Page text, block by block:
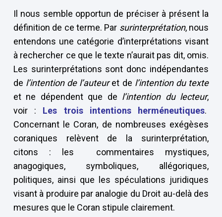
Il nous semble opportun de préciser à présent la
définition de ce terme. Par surinterprétation, nous
entendons une catégorie d’interprétations visant
à rechercher ce que le texte n’aurait pas dit, omis.
Les surinterprétations sont donc indépendantes
de l’intention de l’auteuret de l’intention du texte
et ne dépendent que de l’intention du lecteur,
voir : Les trois intentions herméneutiques.
Concernant le Coran, de nombreuses exégèses
coraniques relèvent de la surinterprétation,
citons : les commentaires mystiques,
anagogiques, symboliques, allégoriques,
politiques, ainsi que les spéculations juridiques
visant à produire par analogie du Droit au-delà des
mesures que le Coran stipule clairement.